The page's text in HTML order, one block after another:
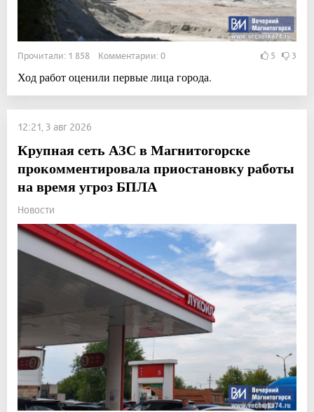
Прочитали: 1 858 Комментарии: 0 5 3
Ход работ оценили первые лица города.
12:21, 3 авг 2026
Крупная сеть АЗС в Магнитогорске
прокомментировала приостановку работы
на время угроз БПЛА
Новости